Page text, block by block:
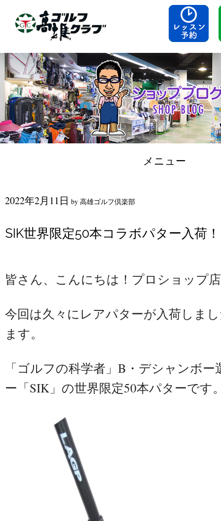
メニュー
2022年2月11日 by 高雄ゴルフ倶楽部
SIK世界限定50本コラボパター入荷！
皆さん、こんにちは！プロショップ
今回は久々にレアパターが入荷しま
ます。
「ゴルフの科学者」B・デシャンボ
ー「SIK」の世界限定50本パターです